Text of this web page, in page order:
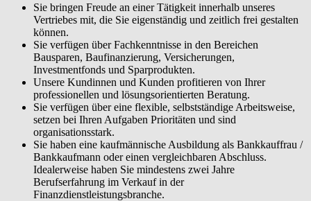
Sie bringen Freude an einer Tätigkeit innerhalb unseres
Vertriebes mit, die Sie eigenständig und zeitlich frei gestalten
können.
Sie verfügen über Fachkenntnisse in den Bereichen
Bausparen, Baufinanzierung, Versicherungen,
Investmentfonds und Sparprodukten.
Unsere Kundinnen und Kunden profitieren von Ihrer
professionellen und lösungsorientierten Beratung.
Sie verfügen über eine flexible, selbstständige Arbeitsweise,
setzen bei Ihren Aufgaben Prioritäten und sind
organisationsstark.
Sie haben eine kaufmännische Ausbildung als Bankkauffrau /
Bankkaufmann oder einen vergleichbaren Abschluss.
Idealerweise haben Sie mindestens zwei Jahre
Berufserfahrung im Verkauf in der
Finanzdienstleistungsbranche.